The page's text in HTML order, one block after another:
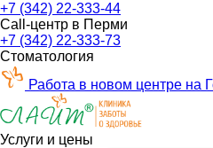
+7 (342) 22-333-44
Call-центр в Перми
+7 (342) 22-333-73
Стоматология
Работа в новом центре на
Услуги и цены